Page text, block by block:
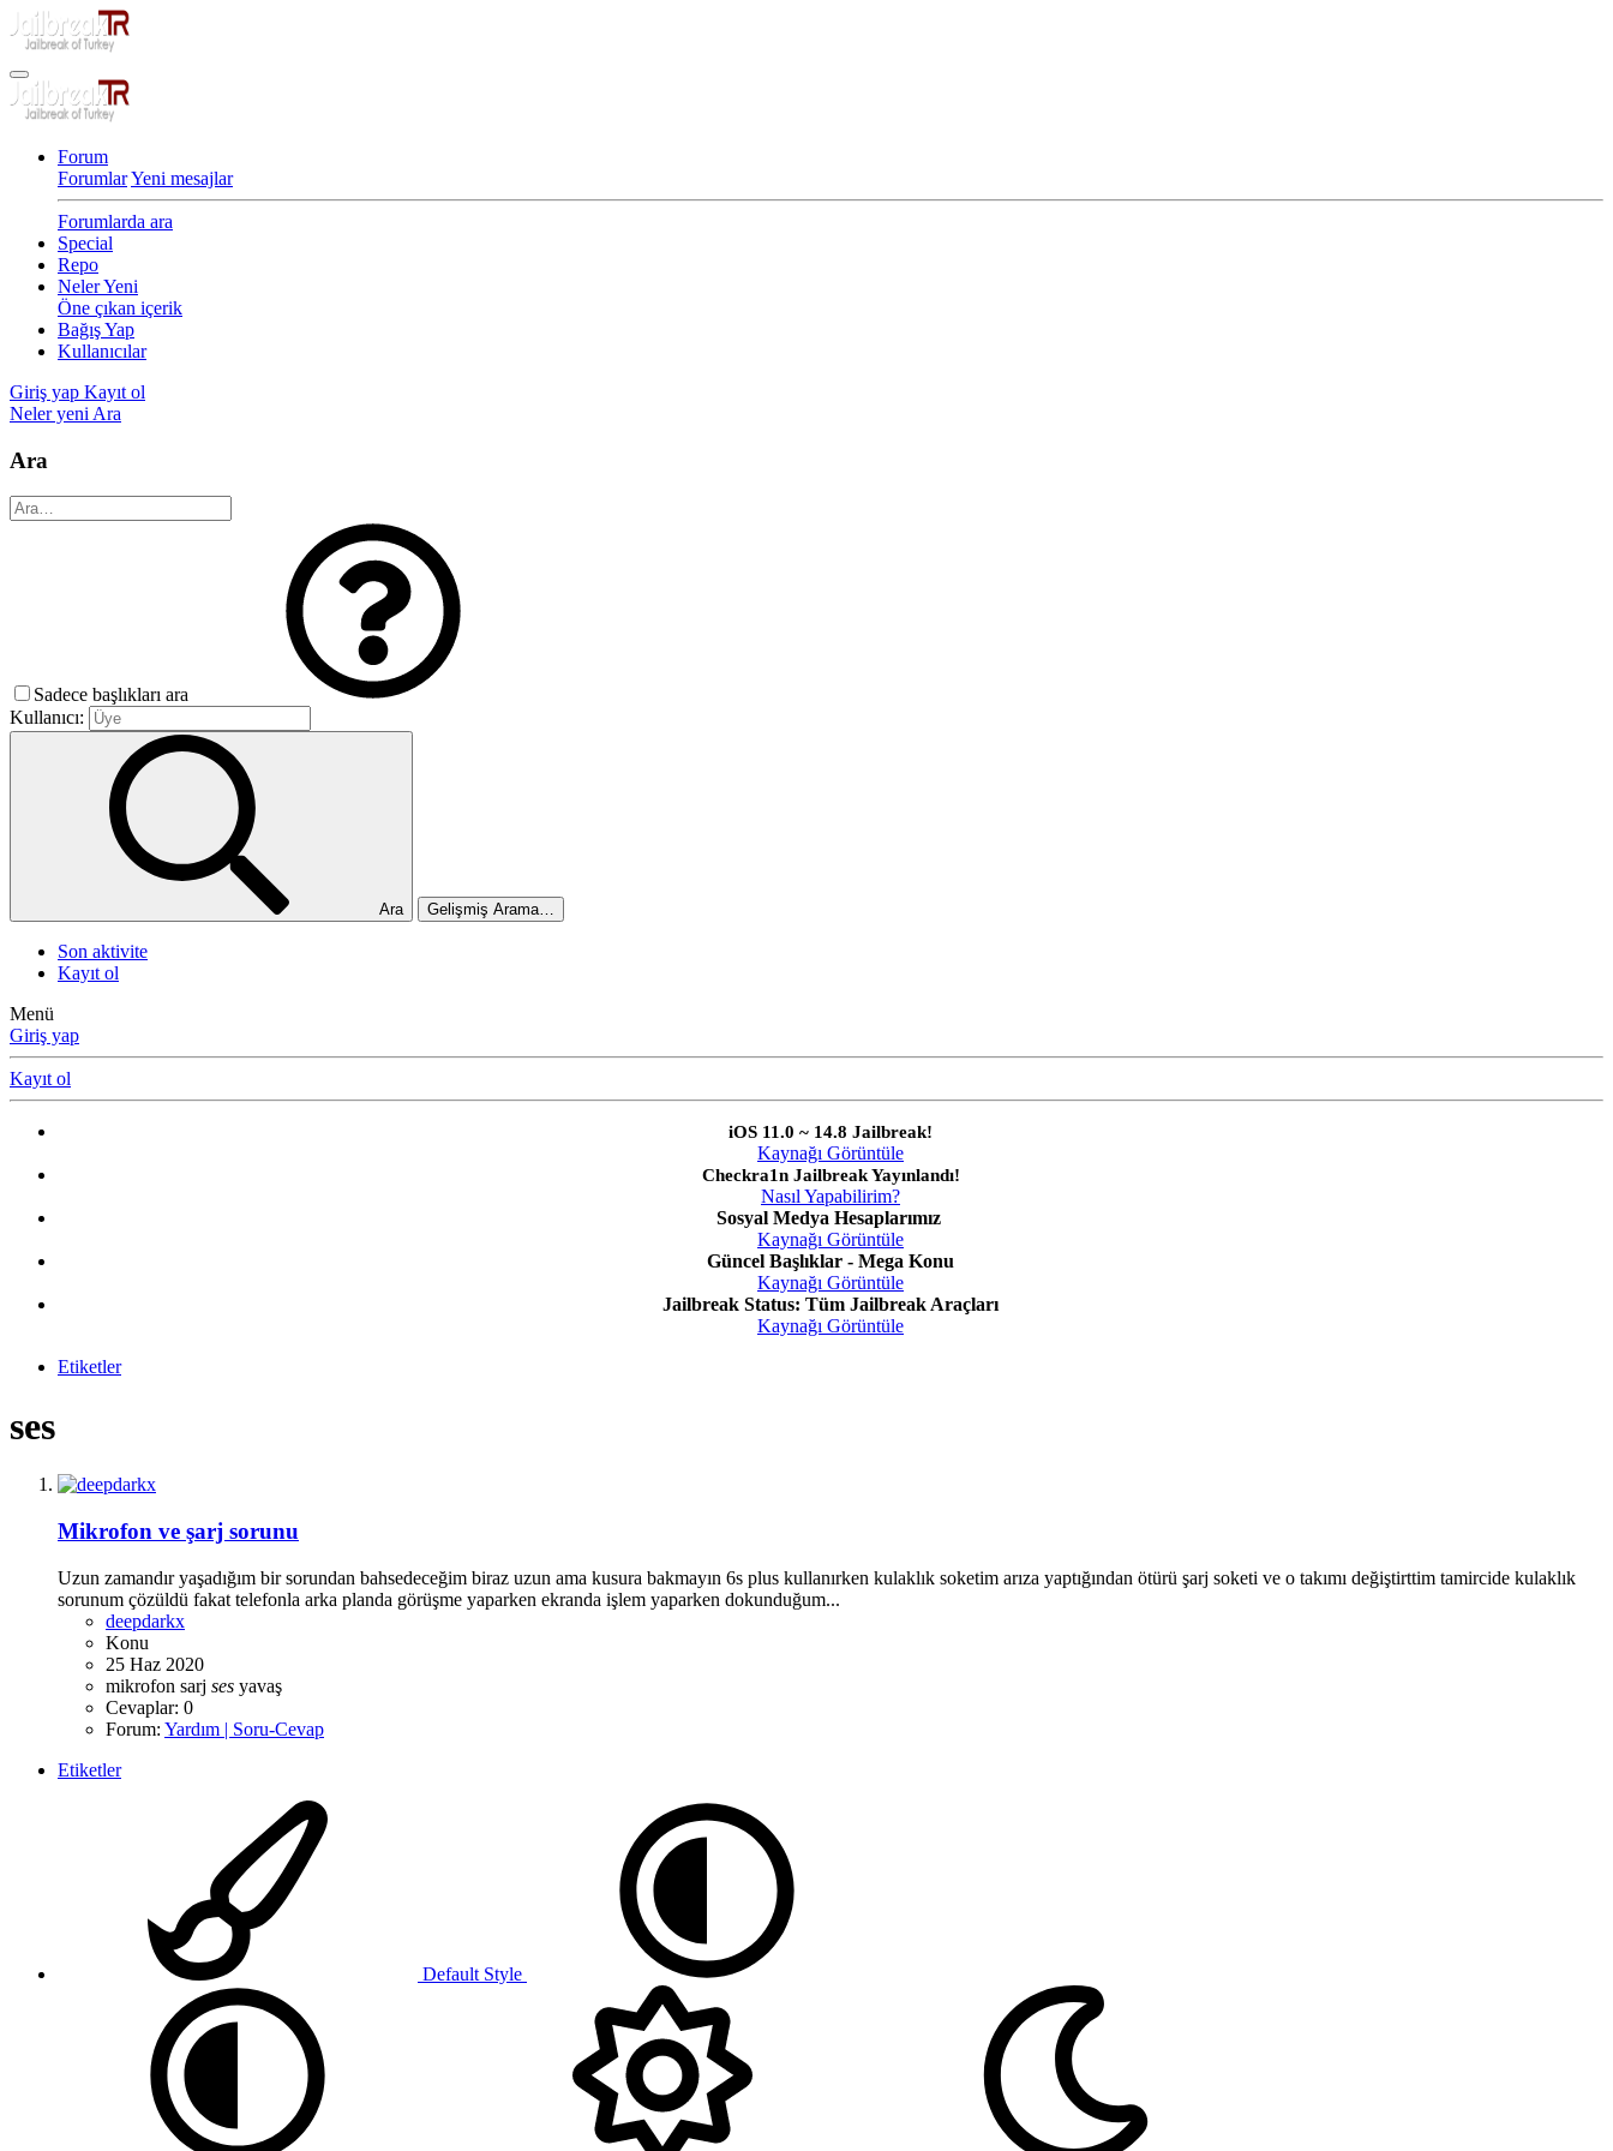
Forum
ForumlarYeni mesajlar
Forumlarda ara
Special
Repo
Neler Yeni
Öne çıkan içerik
Bağış Yap
Kullanıcılar
Giriş yap Kayıt ol
Neler yeni Ara
Ara
Sadece başlıkları ara
Kullanıcı:
Ara Gelişmiş Arama…
Son aktivite
Kayıt ol
Menü
Giriş yap
Kayıt ol
iOS 11.0 ~ 14.8 Jailbreak!
Kaynağı Görüntüle
Checkra1n Jailbreak Yayınlandı!
Nasıl Yapabilirim?
Sosyal Medya Hesaplarımız
Kaynağı Görüntüle
Güncel Başlıklar - Mega Konu
Kaynağı Görüntüle
Jailbreak Status: Tüm Jailbreak Araçları
Kaynağı Görüntüle
Etiketler
ses
Mikrofon ve şarj sorunu
Uzun zamandır yaşadığım bir sorundan bahsedeceğim biraz uzun ama kusura bakmayın 6s plus kullanırken kulaklık soketim arıza yaptığından ötürü şarj soketi ve o takımı değiştirttim tamircide kulaklık
sorunum çözüldü fakat telefonla arka planda görüşme yaparken ekranda işlem yaparken dokunduğum...
deepdarkx
Konu
25 Haz 2020
mikrofon sarj ses yavaş
Cevaplar: 0
Forum: Yardım | Soru-Cevap
Etiketler
Default Style